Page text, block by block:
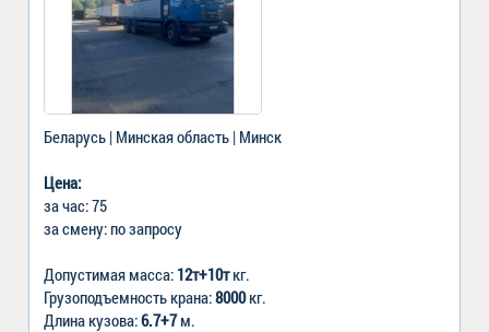
Беларусь | Минская область | Минск
Цена:
за час: 75
за смену: по запросу
Допустимая масса: 12т+10ткг.
Грузоподъемность крана:8000кг.
Длина кузова:6.7+7м.